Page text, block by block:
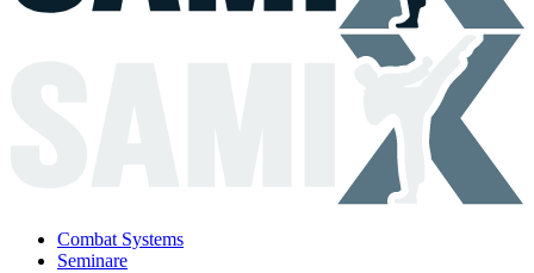
Combat Systems
Seminare